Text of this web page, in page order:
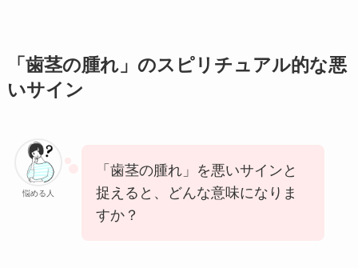
「歯茎の腫れ」のスピリチュアル的な悪
いサイン
悩める人
「歯茎の腫れ」を悪いサインと
捉えると、どんな意味になりま
すか？